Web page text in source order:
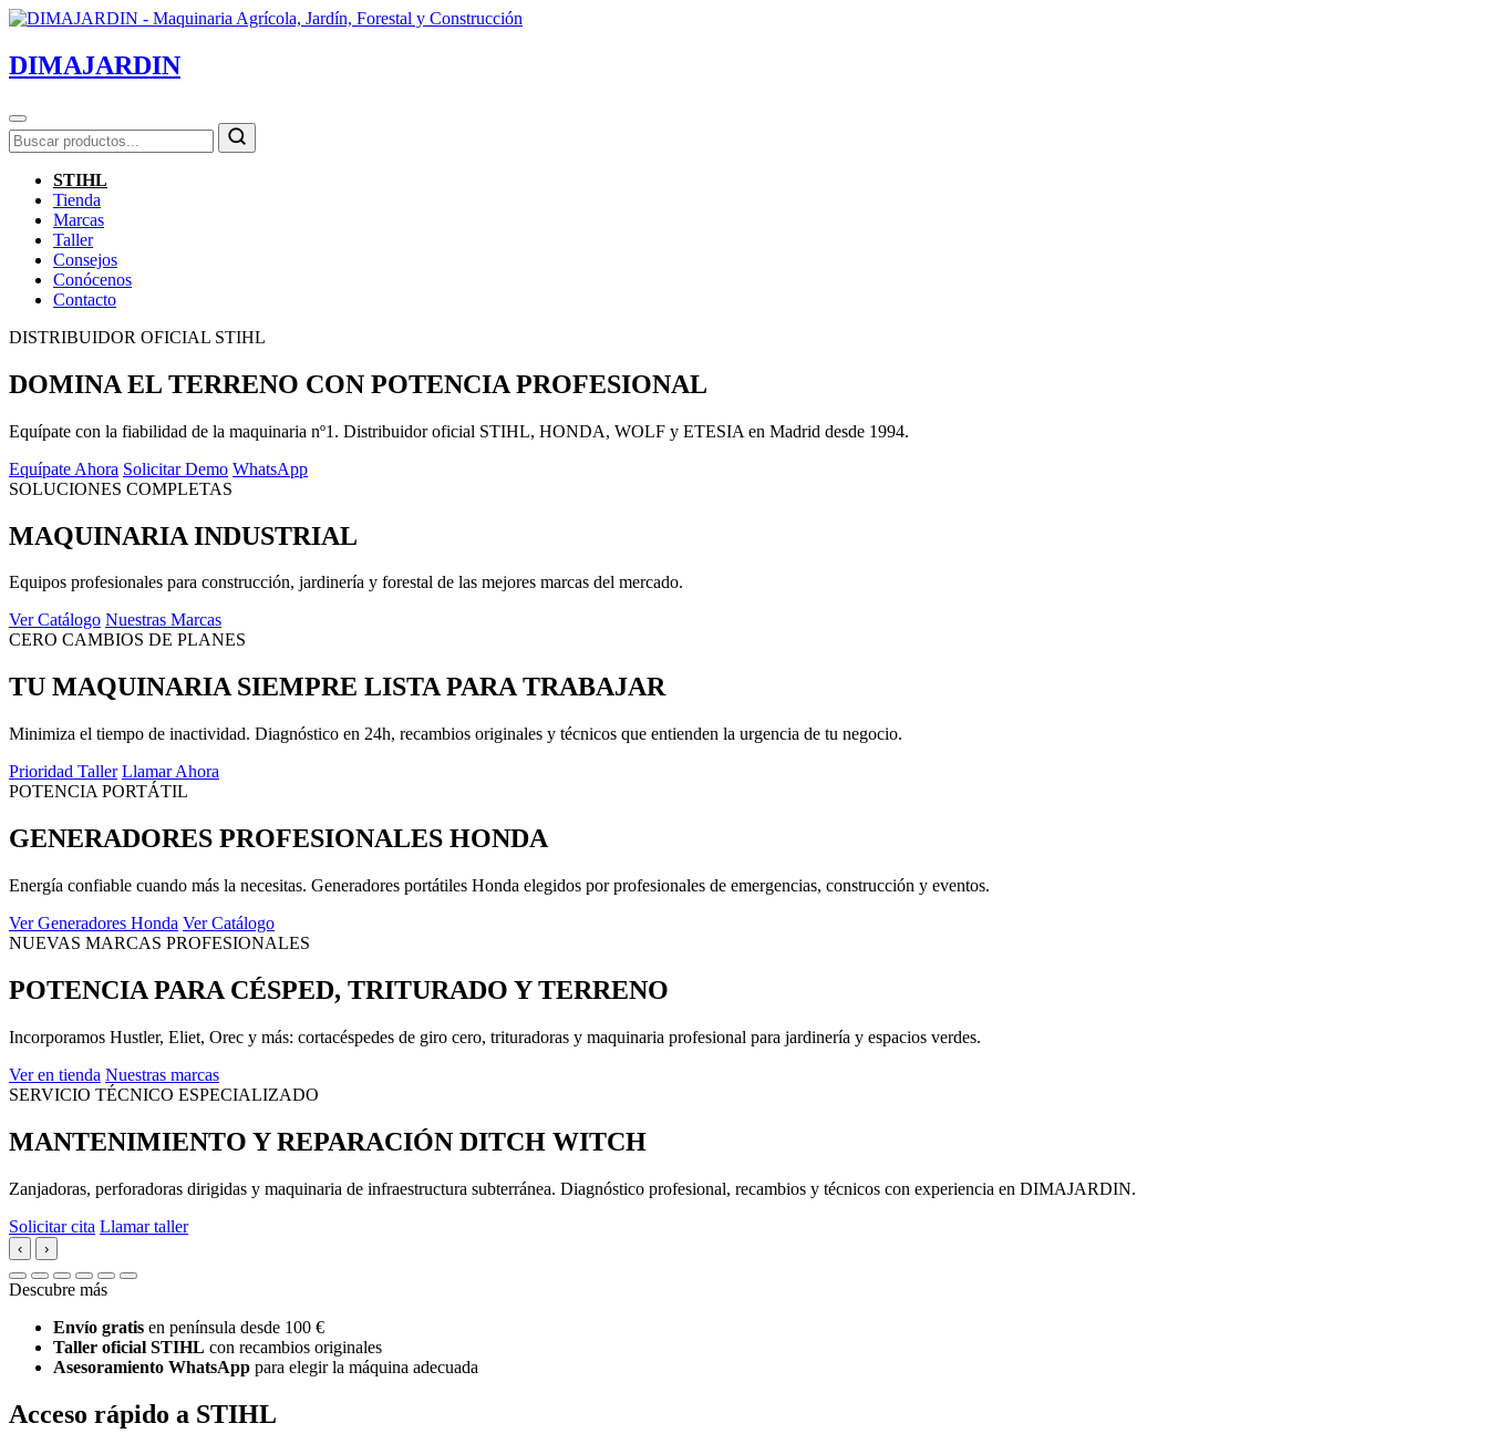
DIMAJARDIN
STIHL
Tienda
Marcas
Taller
Consejos
Conócenos
Contacto
DISTRIBUIDOR OFICIAL STIHL
DOMINA EL TERRENO CON POTENCIA PROFESIONAL
Equípate con la fiabilidad de la maquinaria nº1. Distribuidor oficial STIHL, HONDA, WOLF y ETESIA en Madrid desde 1994.
Equípate Ahora Solicitar Demo WhatsApp
SOLUCIONES COMPLETAS
MAQUINARIA INDUSTRIAL
Equipos profesionales para construcción, jardinería y forestal de las mejores marcas del mercado.
Ver Catálogo Nuestras Marcas
CERO CAMBIOS DE PLANES
TU MAQUINARIA SIEMPRE LISTA PARA TRABAJAR
Minimiza el tiempo de inactividad. Diagnóstico en 24h, recambios originales y técnicos que entienden la urgencia de tu negocio.
Prioridad Taller Llamar Ahora
POTENCIA PORTÁTIL
GENERADORES PROFESIONALES HONDA
Energía confiable cuando más la necesitas. Generadores portátiles Honda elegidos por profesionales de emergencias, construcción y eventos.
Ver Generadores Honda Ver Catálogo
NUEVAS MARCAS PROFESIONALES
POTENCIA PARA CÉSPED, TRITURADO Y TERRENO
Incorporamos Hustler, Eliet, Orec y más: cortacéspedes de giro cero, trituradoras y maquinaria profesional para jardinería y espacios verdes.
Ver en tienda Nuestras marcas
SERVICIO TÉCNICO ESPECIALIZADO
MANTENIMIENTO Y REPARACIÓN DITCH WITCH
Zanjadoras, perforadoras dirigidas y maquinaria de infraestructura subterránea. Diagnóstico profesional, recambios y técnicos con experiencia en DIMAJARDIN.
Solicitar cita Llamar taller
‹ ›
Descubre más
Envío gratis en península desde 100 €
Taller oficial STIHL con recambios originales
Asesoramiento WhatsApp para elegir la máquina adecuada
Acceso rápido a STIHL